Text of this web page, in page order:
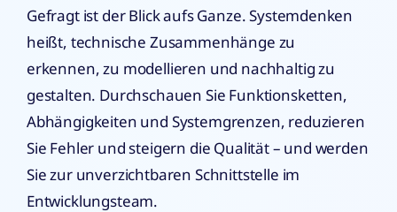
Gefragt ist der Blick aufs Ganze. Systemdenken
heißt, technische Zusammenhänge zu
erkennen, zu modellieren und nachhaltig zu
gestalten. Durchschauen Sie Funktionsketten,
Abhängigkeiten und Systemgrenzen, reduzieren
Sie Fehler und steigern die Qualität – und werden
Sie zur unverzichtbaren Schnittstelle im
Entwicklungsteam.